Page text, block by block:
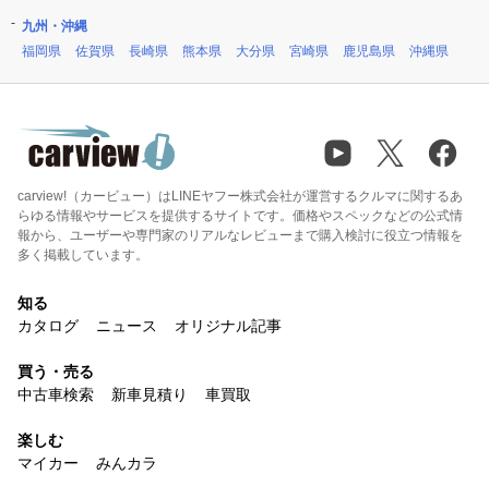
九州・沖縄
福岡県
佐賀県 長崎県 熊本県 大分県 宮崎県 鹿児島県 沖縄県
carview!（カービュー）はLINEヤフー株式会社が運営するクルマに関するあ
らゆる情報やサービスを提供するサイトです。価格やスペックなどの公式情
報から、ユーザーや専門家のリアルなレビューまで購入検討に役立つ情報を
多く掲載しています。
知る
カタログ
ニュース オリジナル記事
買う・売る
中古車検索
新車見積り 車買取
楽しむ
マイカー
みんカラ